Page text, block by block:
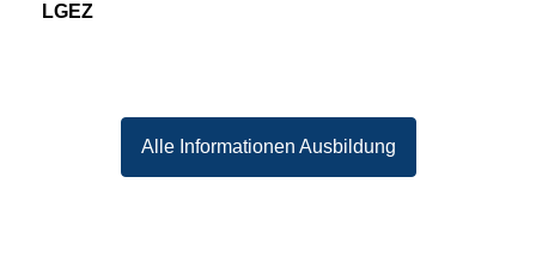
LGEZ
Alle Informationen Ausbildung